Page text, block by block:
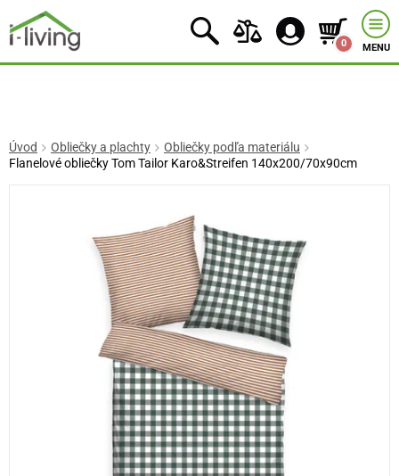
0 MENU
Úvod Obliečky a plachty
Obliečky podľa materiálu
Flanelové obliečky Tom Tailor Karo&Streifen 140x200/70x90cm